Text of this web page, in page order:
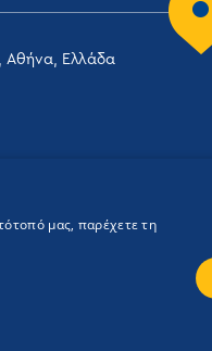
Αθήνα, Ελλάδα
μας, παρέχετε τη